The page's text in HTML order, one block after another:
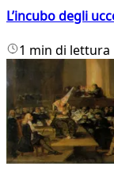
L’incubo degli
1 min di lettura